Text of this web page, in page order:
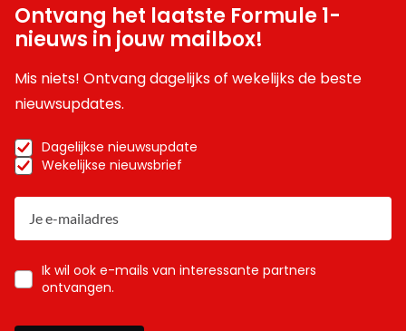
Ontvang het laatste Formule 1-
nieuws in jouw mailbox!
Mis niets! Ontvang dagelijks of wekelijks de beste
nieuwsupdates.
Dagelijkse nieuwsupdate
Wekelijkse nieuwsbrief
Ik wil ook e-mails van interessante partners
ontvangen.